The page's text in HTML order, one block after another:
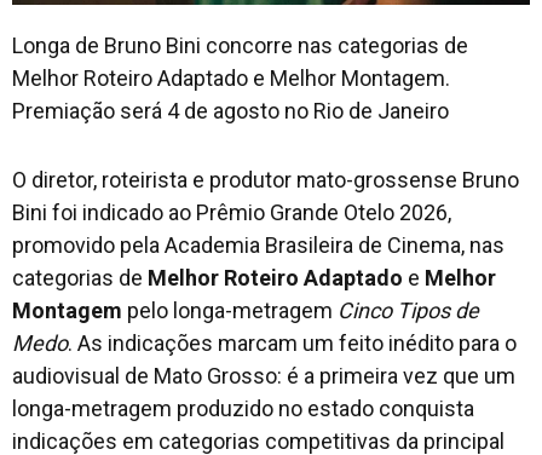
Longa de Bruno Bini concorre nas categorias de
Melhor Roteiro Adaptado e Melhor Montagem.
Premiação será 4 de agosto no Rio de Janeiro
O diretor, roteirista e produtor mato-grossense Bruno
Bini foi indicado ao Prêmio Grande Otelo 2026,
promovido pela Academia Brasileira de Cinema, nas
categorias de Melhor Roteiro Adaptado e Melhor
Montagem pelo longa-metragem Cinco Tipos de
Medo. As indicações marcam um feito inédito para o
audiovisual de Mato Grosso: é a primeira vez que um
longa-metragem produzido no estado conquista
indicações em categorias competitivas da principal